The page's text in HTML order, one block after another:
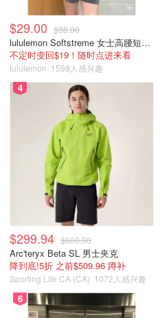
$29.00 $88.00
lululemon Softstreme 女士高腰短裤 10cm
不定时变回$19！随时点进来看
lululemon 1598人感兴趣
4
$299.94 $600.00
Arc'teryx Beta SL 男士夹克
降到底!5折 之前$509.96 蹲补
Sporting Life CA (CA) 1072人感兴趣
6